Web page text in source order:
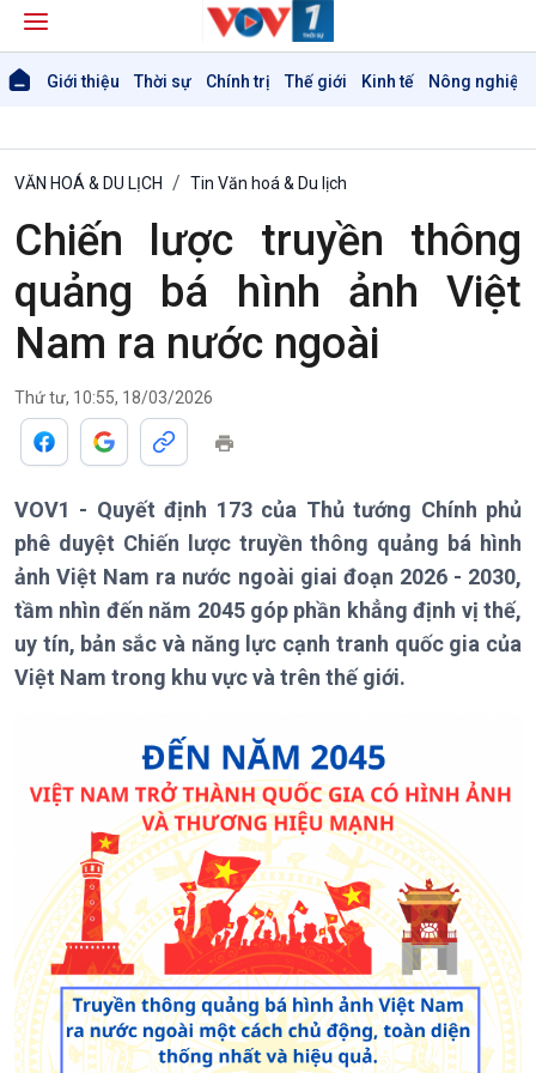
Giới thiệu Thời sự Chính trị Thế giới Kinh tế Nông nghiệp
Giới thiệu
Thời sự
Bản tin
Chuyên mục
Theo dòng Thời sự
Chính phủ với người dân
Quốc hội với cử tri
Xây dựng đảng
Đảng trong cuộc sống
Nhận diện sự thật
Pháp luật và đời sống
Tin thế giới
Vấn đề quốc tế
Hồ sơ sự kiện quốc tế
Thế giới & Việt Nam
Biên cương - Một dải vững
bền
VĂN HOÁ & DU LỊCH Tin Văn hoá & Du lịch
Chiến lược truyền thông
quảng bá hình ảnh Việt
Nam ra nước ngoài
Thứ tư, 10:55, 18/03/2026
VOV1 - Quyết định 173 của Thủ tướng Chính phủ
phê duyệt Chiến lược truyền thông quảng bá hình
ảnh Việt Nam ra nước ngoài giai đoạn 2026 - 2030,
tầm nhìn đến năm 2045 góp phần khẳng định vị thế,
uy tín, bản sắc và năng lực cạnh tranh quốc gia của
Việt Nam trong khu vực và trên thế giới.